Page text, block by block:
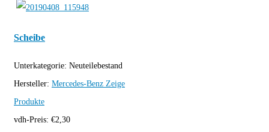
Scheibe
Unterkategorie: Neuteilebestand
Hersteller: Mercedes-Benz Zeige
Produkte
vdh-Preis: €2,30